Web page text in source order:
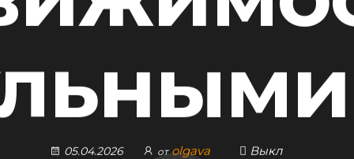
05.04.2026 от olgava Выкл